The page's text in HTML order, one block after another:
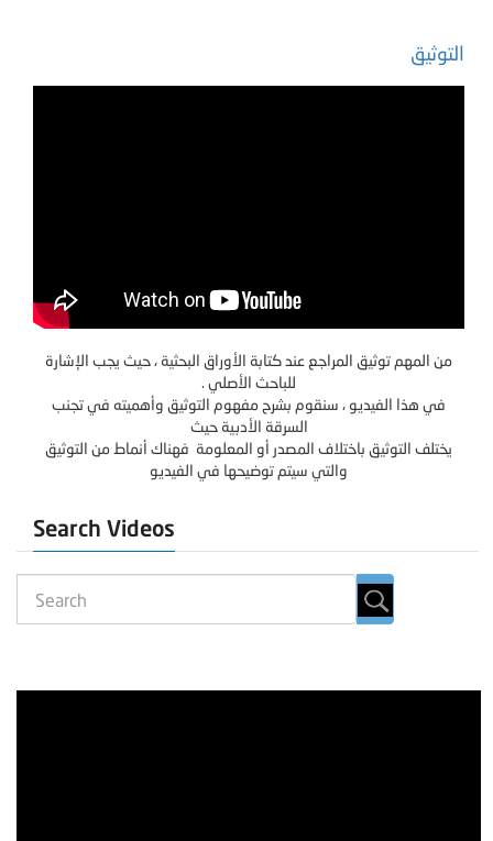
التوثيق
من المهم توثيق المراجع عند كتابة الأوراق البحثية ، حيث يجب الإشارة
للباحث الأصلي .
في هذا الفيديو ، سنقوم بشرح مفهوم التوثيق وأهميته في تجنب
السرقة الأدبية حيث
يختلف التوثيق باختلاف المصدر أو المعلومة فهناك أنماط من التوثيق
والتي سيتم توضيحها في الفيديو
Search Videos